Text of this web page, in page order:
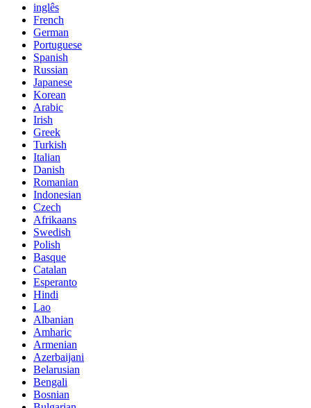
inglês
French
German
Portuguese
Spanish
Russian
Japanese
Korean
Arabic
Irish
Greek
Turkish
Italian
Danish
Romanian
Indonesian
Czech
Afrikaans
Swedish
Polish
Basque
Catalan
Esperanto
Hindi
Lao
Albanian
Amharic
Armenian
Azerbaijani
Belarusian
Bengali
Bosnian